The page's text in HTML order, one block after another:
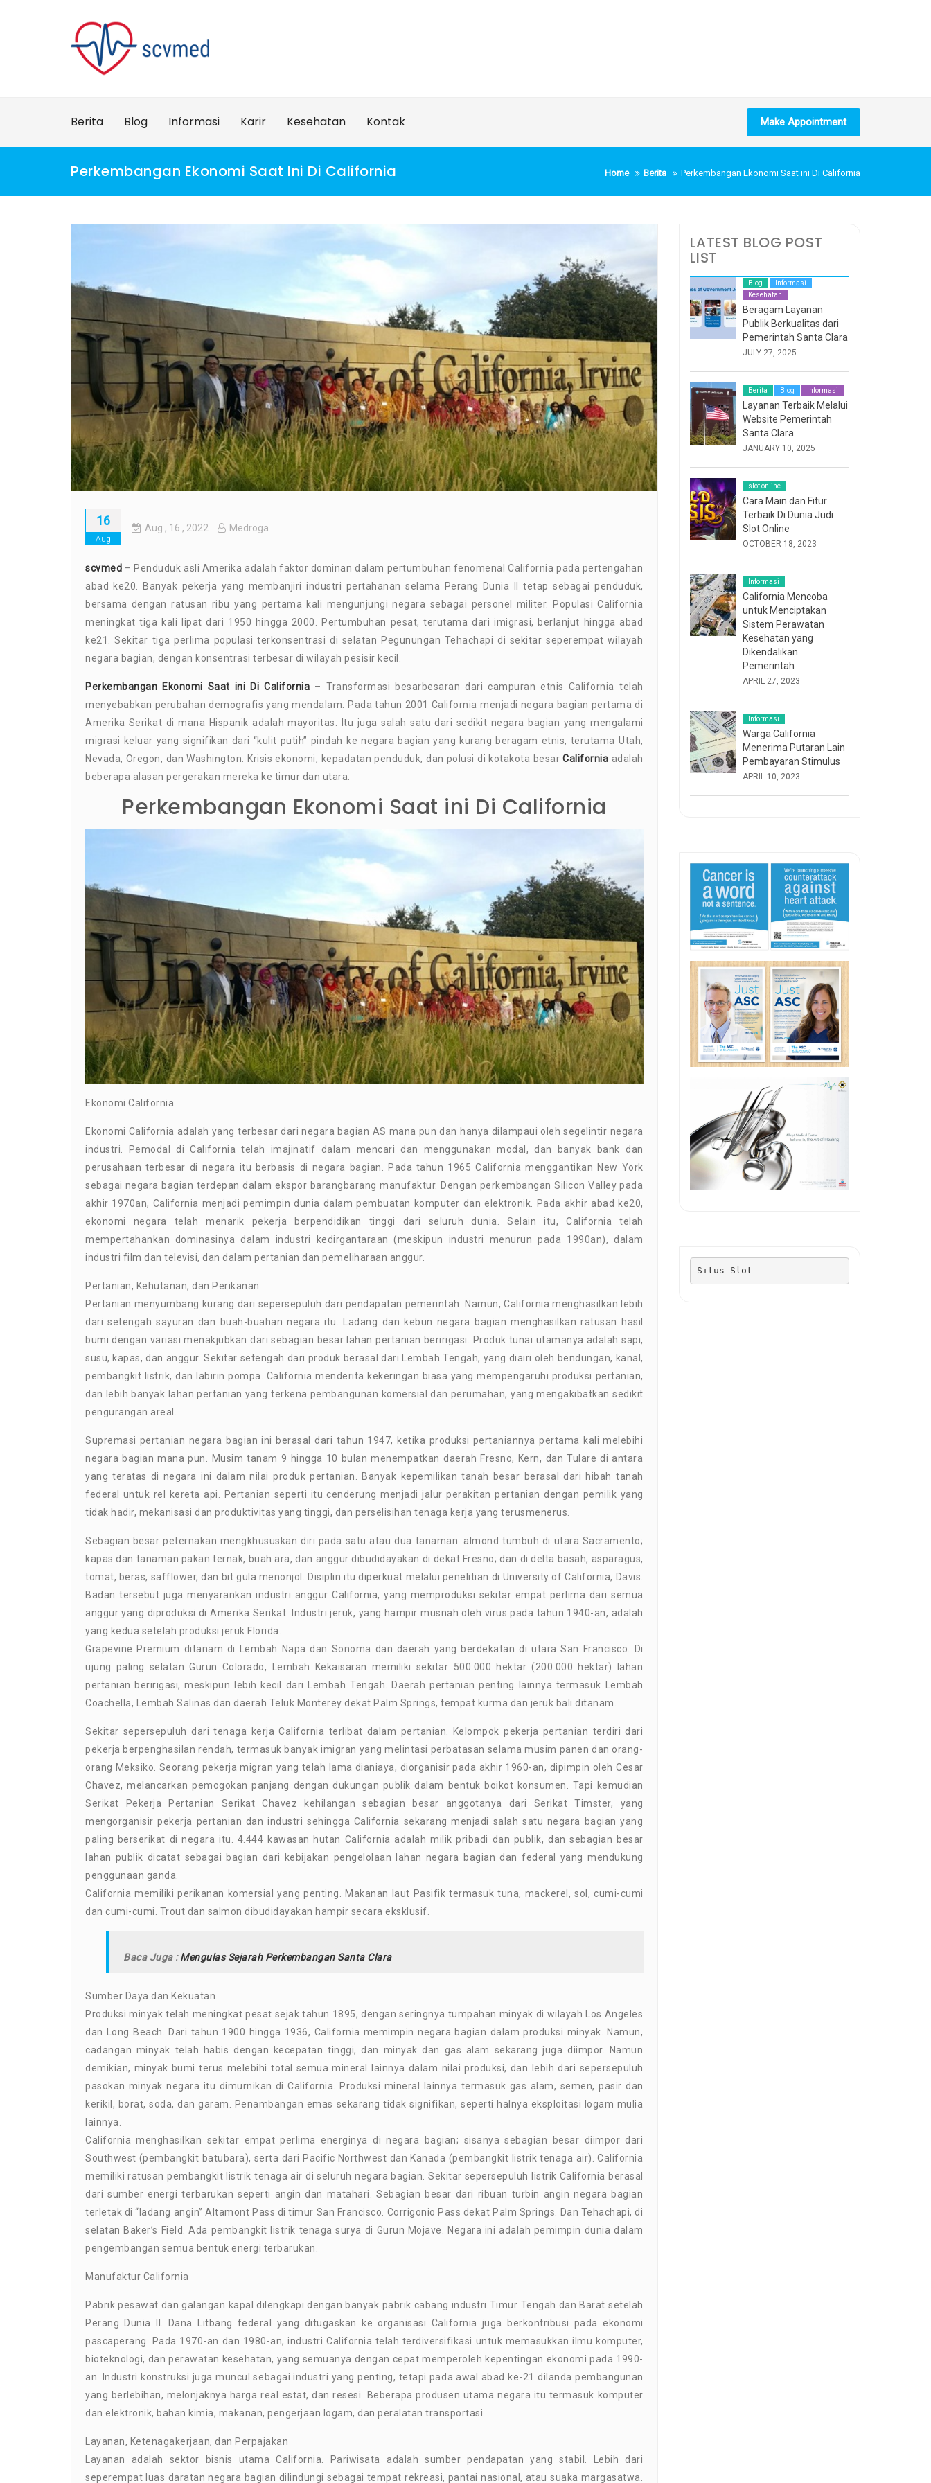
Berita Blog Informasi Karir Kesehatan Kontak Make Appointment
Perkembangan Ekonomi Saat Ini Di California Home Berita Perkembangan Ekonomi Saat ini Di California
16
Aug
Aug , 16 , 2022 Medroga
scvmed – Penduduk asli Amerika adalah faktor dominan dalam pertumbuhan fenomenal California pada pertengahan
abad ke20. Banyak pekerja yang membanjiri industri pertahanan selama Perang Dunia II tetap sebagai penduduk,
bersama dengan ratusan ribu yang pertama kali mengunjungi negara sebagai personel militer. Populasi California
meningkat tiga kali lipat dari 1950 hingga 2000. Pertumbuhan pesat, terutama dari imigrasi, berlanjut hingga abad
ke21. Sekitar tiga perlima populasi terkonsentrasi di selatan Pegunungan Tehachapi di sekitar seperempat wilayah
negara bagian, dengan konsentrasi terbesar di wilayah pesisir kecil.
Perkembangan Ekonomi Saat ini Di California – Transformasi besarbesaran dari campuran etnis California telah
menyebabkan perubahan demografis yang mendalam. Pada tahun 2001 California menjadi negara bagian pertama di
Amerika Serikat di mana Hispanik adalah mayoritas. Itu juga salah satu dari sedikit negara bagian yang mengalami
migrasi keluar yang signifikan dari “kulit putih” pindah ke negara bagian yang kurang beragam etnis, terutama Utah,
Nevada, Oregon, dan Washington. Krisis ekonomi, kepadatan penduduk, dan polusi di kotakota besarCalifornia adalah
beberapa alasan pergerakan mereka ke timur dan utara.
Perkembangan Ekonomi Saat ini Di California
Ekonomi California
Ekonomi California adalah yang terbesar dari negara bagian AS mana pun dan hanya dilampaui oleh segelintir negara
industri. Pemodal di California telah imajinatif dalam mencari dan menggunakan modal, dan banyak bank dan
perusahaan terbesar di negara itu berbasis di negara bagian. Pada tahun 1965 California menggantikan New York
sebagai negara bagian terdepan dalam ekspor barangbarang manufaktur. Dengan perkembangan Silicon Valley pada
akhir 1970an, California menjadi pemimpin dunia dalam pembuatan komputer dan elektronik. Pada akhir abad ke20,
ekonomi negara telah menarik pekerja berpendidikan tinggi dari seluruh dunia. Selain itu, California telah
mempertahankan dominasinya dalam industri kedirgantaraan (meskipun industri menurun pada 1990an), dalam
industri film dan televisi, dan dalam pertanian dan pemeliharaan anggur.
Pertanian, Kehutanan, dan Perikanan
Pertanian menyumbang kurang dari sepersepuluh dari pendapatan pemerintah. Namun, California menghasilkan lebih
dari setengah sayuran dan buah-buahan negara itu. Ladang dan kebun negara bagian menghasilkan ratusan hasil
bumi dengan variasi menakjubkan dari sebagian besar lahan pertanian beririgasi. Produk tunai utamanya adalah sapi,
susu, kapas, dan anggur. Sekitar setengah dari produk berasal dari Lembah Tengah, yang diairi oleh bendungan, kanal,
pembangkit listrik, dan labirin pompa. California menderita kekeringan biasa yang mempengaruhi produksi pertanian,
dan lebih banyak lahan pertanian yang terkena pembangunan komersial dan perumahan, yang mengakibatkan sedikit
pengurangan areal.
Supremasi pertanian negara bagian ini berasal dari tahun 1947, ketika produksi pertaniannya pertama kali melebihi
negara bagian mana pun. Musim tanam 9 hingga 10 bulan menempatkan daerah Fresno, Kern, dan Tulare di antara
yang teratas di negara ini dalam nilai produk pertanian. Banyak kepemilikan tanah besar berasal dari hibah tanah
federal untuk rel kereta api. Pertanian seperti itu cenderung menjadi jalur perakitan pertanian dengan pemilik yang
tidak hadir, mekanisasi dan produktivitas yang tinggi, dan perselisihan tenaga kerja yang terusmenerus.
Sebagian besar peternakan mengkhususkan diri pada satu atau dua tanaman: almond tumbuh di utara Sacramento;
kapas dan tanaman pakan ternak, buah ara, dan anggur dibudidayakan di dekat Fresno; dan di delta basah, asparagus,
tomat, beras, safflower, dan bit gula menonjol. Disiplin itu diperkuat melalui penelitian di University of California, Davis.
Badan tersebut juga menyarankan industri anggur California, yang memproduksi sekitar empat perlima dari semua
anggur yang diproduksi di Amerika Serikat. Industri jeruk, yang hampir musnah oleh virus pada tahun 1940-an, adalah
yang kedua setelah produksi jeruk Florida.
Grapevine Premium ditanam di Lembah Napa dan Sonoma dan daerah yang berdekatan di utara San Francisco. Di
ujung paling selatan Gurun Colorado, Lembah Kekaisaran memiliki sekitar 500.000 hektar (200.000 hektar) lahan
pertanian beririgasi, meskipun lebih kecil dari Lembah Tengah. Daerah pertanian penting lainnya termasuk Lembah
Coachella, Lembah Salinas dan daerah Teluk Monterey dekat Palm Springs, tempat kurma dan jeruk bali ditanam.
Sekitar sepersepuluh dari tenaga kerja California terlibat dalam pertanian. Kelompok pekerja pertanian terdiri dari
pekerja berpenghasilan rendah, termasuk banyak imigran yang melintasi perbatasan selama musim panen dan orang-
orang Meksiko. Seorang pekerja migran yang telah lama dianiaya, diorganisir pada akhir 1960-an, dipimpin oleh Cesar
Chavez, melancarkan pemogokan panjang dengan dukungan publik dalam bentuk boikot konsumen. Tapi kemudian
Serikat Pekerja Pertanian Serikat Chavez kehilangan sebagian besar anggotanya dari Serikat Timster, yang
mengorganisir pekerja pertanian dan industri sehingga California sekarang menjadi salah satu negara bagian yang
paling berserikat di negara itu. 4.444 kawasan hutan California adalah milik pribadi dan publik, dan sebagian besar
lahan publik dicatat sebagai bagian dari kebijakan pengelolaan lahan negara bagian dan federal yang mendukung
penggunaan ganda.
California memiliki perikanan komersial yang penting. Makanan laut Pasifik termasuk tuna, mackerel, sol, cumi-cumi
dan cumi-cumi. Trout dan salmon dibudidayakan hampir secara eksklusif.
Baca Juga :Mengulas Sejarah Perkembangan Santa Clara
Sumber Daya dan Kekuatan
Produksi minyak telah meningkat pesat sejak tahun 1895, dengan seringnya tumpahan minyak di wilayah Los Angeles
dan Long Beach. Dari tahun 1900 hingga 1936, California memimpin negara bagian dalam produksi minyak. Namun,
cadangan minyak telah habis dengan kecepatan tinggi, dan minyak dan gas alam sekarang juga diimpor. Namun
demikian, minyak bumi terus melebihi total semua mineral lainnya dalam nilai produksi, dan lebih dari sepersepuluh
pasokan minyak negara itu dimurnikan di California. Produksi mineral lainnya termasuk gas alam, semen, pasir dan
kerikil, borat, soda, dan garam. Penambangan emas sekarang tidak signifikan, seperti halnya eksploitasi logam mulia
lainnya.
California menghasilkan sekitar empat perlima energinya di negara bagian; sisanya sebagian besar diimpor dari
Southwest (pembangkit batubara), serta dari Pacific Northwest dan Kanada (pembangkit listrik tenaga air). California
memiliki ratusan pembangkit listrik tenaga air di seluruh negara bagian. Sekitar sepersepuluh listrik California berasal
dari sumber energi terbarukan seperti angin dan matahari. Sebagian besar dari ribuan turbin angin negara bagian
terletak di “ladang angin” Altamont Pass di timur San Francisco. Corrigonio Pass dekat Palm Springs. Dan Tehachapi, di
selatan Baker’s Field. Ada pembangkit listrik tenaga surya di Gurun Mojave. Negara ini adalah pemimpin dunia dalam
pengembangan semua bentuk energi terbarukan.
Manufaktur California
Pabrik pesawat dan galangan kapal dilengkapi dengan banyak pabrik cabang industri Timur Tengah dan Barat setelah
Perang Dunia II. Dana Litbang federal yang ditugaskan ke organisasi California juga berkontribusi pada ekonomi
pascaperang. Pada 1970-an dan 1980-an, industri California telah terdiversifikasi untuk memasukkan ilmu komputer,
bioteknologi, dan perawatan kesehatan, yang semuanya dengan cepat memperoleh kepentingan ekonomi pada 1990-
an. Industri konstruksi juga muncul sebagai industri yang penting, tetapi pada awal abad ke-21 dilanda pembangunan
yang berlebihan, melonjaknya harga real estat, dan resesi. Beberapa produsen utama negara itu termasuk komputer
dan elektronik, bahan kimia, makanan, pengerjaan logam, dan peralatan transportasi.
Layanan, Ketenagakerjaan, dan Perpajakan
Layanan adalah sektor bisnis utama California. Pariwisata adalah sumber pendapatan yang stabil. Lebih dari
seperempat luas daratan negara bagian dilindungi sebagai tempat rekreasi, pantai nasional, atau suaka margasatwa.
LATEST BLOG POST
LIST
Blog
Informasi
Kesehatan
Beragam Layanan
Publik Berkualitas dari
Pemerintah Santa Clara
JULY 27, 2025
Berita Blog Informasi
Layanan Terbaik Melalui
Website Pemerintah
Santa Clara
JANUARY 10, 2025
slot online
Cara Main dan Fitur
Terbaik Di Dunia Judi
Slot Online
OCTOBER 18, 2023
Informasi
California Mencoba
untuk Menciptakan
Sistem Perawatan
Kesehatan yang
Dikendalikan
Pemerintah
APRIL 27, 2023
Informasi
Warga California
Menerima Putaran Lain
Pembayaran Stimulus
APRIL 10, 2023
Situs Slot